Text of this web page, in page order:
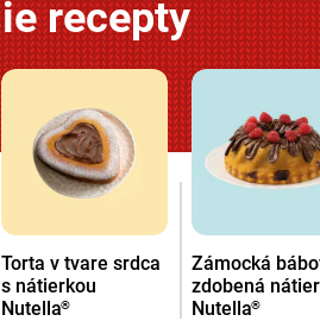
recepty
Torta v tvare srdca
s nátierkou
Nutella®
Zámocká
zdobená
Nutella®